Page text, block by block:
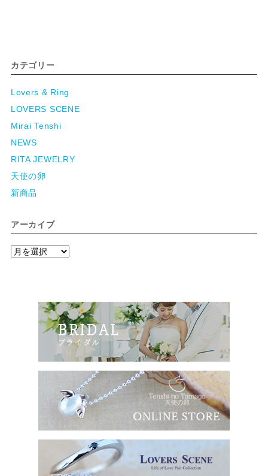
カテゴリー
Lovers & Ring
LOVERS SCENE
Mirai Tenshi
NEWS
RITA JEWELRY
天使の卵
新商品
アーカイブ